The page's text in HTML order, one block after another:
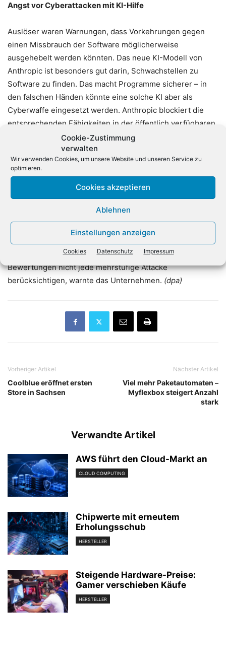
Cookie-Zustimmung
verwalten
Wir verwenden Cookies, um unsere Website und unseren Service zu
optimieren.
Cookies akzeptieren
Ablehnen
Einstellungen anzeigen
Cookies Datenschutz Impressum
Angst vor Cyberattacken mit KI-Hilfe
Auslöser waren Warnungen, dass Vorkehrungen gegen
einen Missbrauch der Software möglicherweise
ausgehebelt werden könnten. Das neue KI-Modell von
Anthropic ist besonders gut darin, Schwachstellen zu
Software zu finden. Das macht Programme sicherer – in
den falschen Händen könnte eine solche KI aber als
Cyberwaffe eingesetzt werden. Anthropic blockiert die
entsprechenden Fähigkeiten in der öffentlich verfügbaren
Version. Die US-Regierung forderte aber, dass nur
amerikanische Firmen und Personen Zugang zu dem KI-
Modell haben dürften.
Beim neuen OpenAI-Modell GPT-5.6 kann die
leistungsstärkste Variante mit dem Namen Sol der Firma
zufolge eigenständig Aufgaben beim Programmieren
sowie in Biologie und Cybersicherheit ausführen. Man
habe Schutzvorkehrungen gegen einen Missbrauch
getroffen, betonte OpenAI. Zugleich könne man bei
Bewertungen nicht jede mehrstufige Attacke
berücksichtigen, warnte das Unternehmen. (dpa)
Vorheriger Artikel
Coolblue eröffnet ersten
Store in Sachsen
Nächster Artikel
Viel mehr Paketautomaten –
Myflexbox steigert Anzahl
stark
Verwandte Artikel
AWS führt den Cloud-Markt an
CLOUD COMPUTING
Chipwerte mit erneutem
Erholungsschub
HERSTELLER
Steigende Hardware-Preise:
Gamer verschieben Käufe
HERSTELLER